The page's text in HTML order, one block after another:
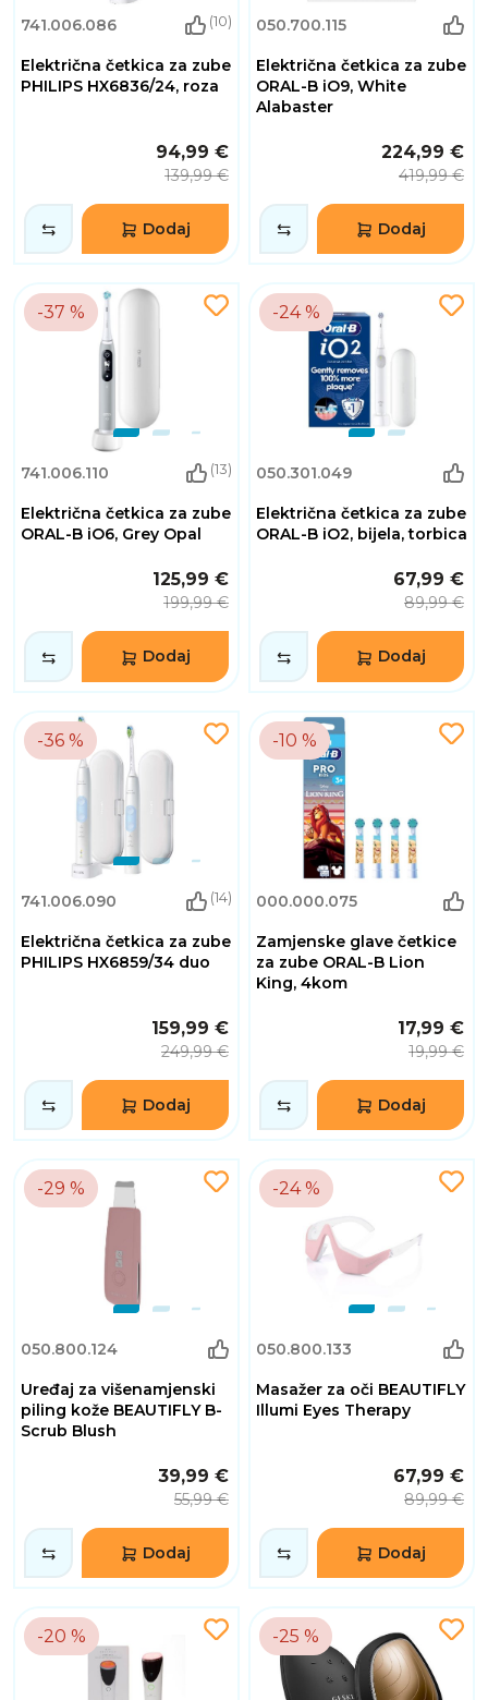
741.006.086 (10)
Električna četkica za zube
PHILIPS HX6836/24, roza
94,99 €
139,99 €
Dodaj
050.700.115
Električna četkica za zube
ORAL-B iO9, White
Alabaster
224,99 €
419,99 €
Dodaj
-37 %
741.006.110 (13)
Električna četkica za zube
ORAL-B iO6, Grey Opal
125,99 €
199,99 €
Dodaj
-24 %
050.301.049
Električna četkica za zube
ORAL-B iO2, bijela, torbica
67,99 €
89,99 €
Dodaj
-36 %
741.006.090 (14)
Električna četkica za zube
PHILIPS HX6859/34 duo
159,99 €
249,99 €
Dodaj
-10 %
000.000.075
Zamjenske glave četkice
za zube ORAL-B Lion
King, 4kom
17,99 €
19,99 €
Dodaj
-29 %
050.800.124
Uređaj za višenamjenski
piling kože BEAUTIFLY B-
Scrub Blush
39,99 €
55,99 €
Dodaj
-24 %
050.800.133
Masažer za oči BEAUTIFLY
Illumi Eyes Therapy
67,99 €
89,99 €
Dodaj
-20 % -25 %